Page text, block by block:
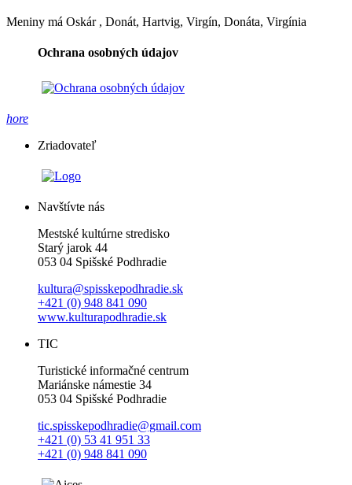
Meniny má Oskár , Donát, Hartvig, Virgín, Donáta, Virgínia
Ochrana osobných údajov
hore
Zriadovateľ
Navštívte nás
Mestské kultúrne stredisko
Starý jarok 44
053 04 Spišské Podhradie
kultura@spisskepodhradie.sk
+421 (0) 948 841 090
www.kulturapodhradie.sk
TIC
Turistické informačné centrum
Mariánske námestie 34
053 04 Spišské Podhradie
tic.spisskepodhradie@gmail.com
+421 (0) 53 41 951 33
+421 (0) 948 841 090